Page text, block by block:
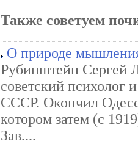
Также советуем
О природе
Рубинштейн Сергей
советский
СССР. Окончил
котором затем (с
Зав....